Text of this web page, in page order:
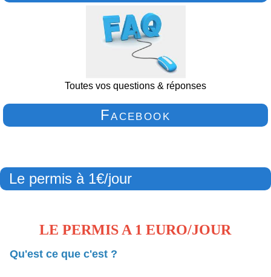
Toutes vos questions & réponses
Facebook
Le permis à 1€/jour
LE PERMIS A 1 EURO/JOUR
Qu'est ce que c'est ?